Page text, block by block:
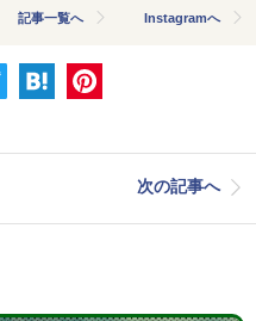
記事一覧へ Instagramへ
次の記事へ